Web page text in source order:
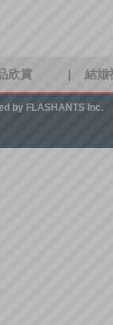
欣賞 結婚
by FLASHANTS Inc.